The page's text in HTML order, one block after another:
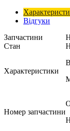
Відгуки
Запчастини
Стан
Характеристики
Номер запчастини